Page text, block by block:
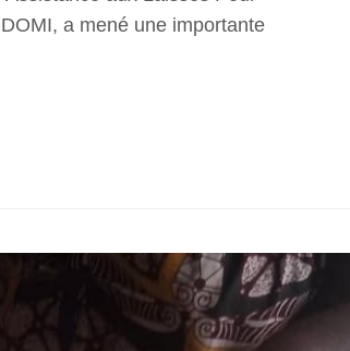
a mené une importante